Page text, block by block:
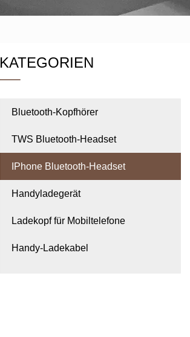
KATEGORIEN
Bluetooth-Kopfhörer
TWS Bluetooth-Headset
IPhone Bluetooth-Headset
Handyladegerät
Ladekopf für Mobiltelefone
Handy-Ladekabel